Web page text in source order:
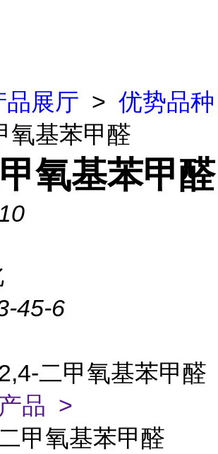
品展厅 > 优势品种
氧基苯甲醛
氧基苯甲醛
45-6
二甲氧基苯甲醛
品 >
甲氧基苯甲醛